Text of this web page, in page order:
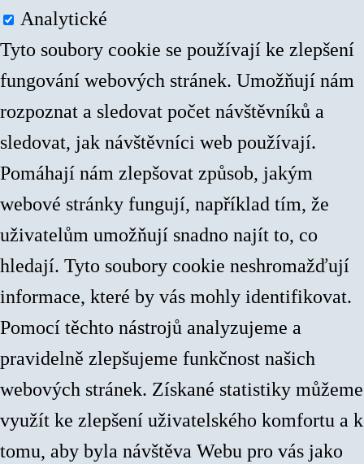
Analytické
Tyto soubory cookie se používají ke zlepšení
fungování webových stránek. Umožňují nám
rozpoznat a sledovat počet návštěvníků a
sledovat, jak návštěvníci web používají.
Pomáhají nám zlepšovat způsob, jakým
webové stránky fungují, například tím, že
uživatelům umožňují snadno najít to, co
hledají. Tyto soubory cookie neshromažďují
informace, které by vás mohly identifikovat.
Pomocí těchto nástrojů analyzujeme a
pravidelně zlepšujeme funkčnost našich
webových stránek. Získané statistiky můžeme
využít ke zlepšení uživatelského komfortu a k
tomu, aby byla návštěva Webu pro vás jako